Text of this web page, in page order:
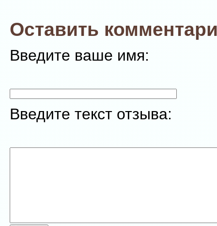
Оставить
Введите ваше имя:
Введите текст отзыва: